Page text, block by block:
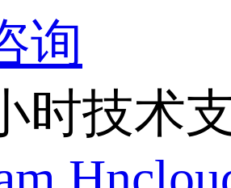
询
时技术